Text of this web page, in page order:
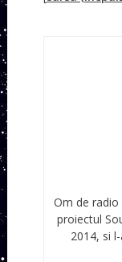
Om de
proiectul
2014, si